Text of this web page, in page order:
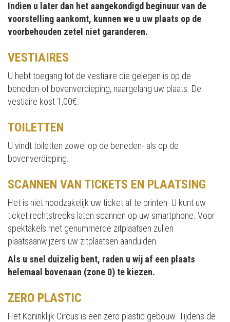
Indien u later dan het aangekondigd beginuur van de
voorstelling aankomt, kunnen we u uw plaats op de
voorbehouden zetel niet garanderen.
VESTIAIRES
U hebt toegang tot de vestiaire die gelegen is op de
beneden-of bovenverdieping, naargelang uw plaats. De
vestiaire kost 1,00€.
TOILETTEN
U vindt toiletten zowel op de beneden- als op de
bovenverdieping.
SCANNEN VAN TICKETS EN PLAATSING
Het is niet noodzakelijk uw ticket af te printen. U kunt uw
ticket rechtstreeks laten scannen op uw smartphone. Voor
spektakels met genummerde zitplaatsen zullen
plaatsaanwijzers uw zitplaatsen aanduiden.
Als u snel duizelig bent, raden u wij af een plaats
helemaal bovenaan (zone 0) te kiezen.
ZERO PLASTIC
Het Koninklijk Circus is een zero plastic gebouw. Tijdens de